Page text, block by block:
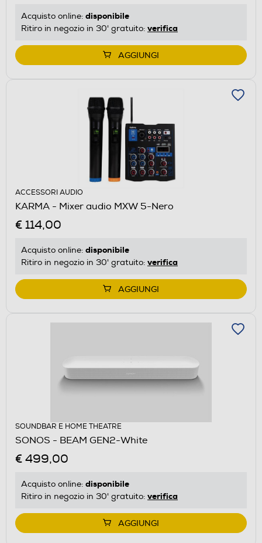
Acquisto online: disponibile
Ritiro in negozio in 30' gratuito: verifica
AGGIUNGI
ACCESSORI AUDIO
KARMA - Mixer audio MXW 5-Nero
€ 114,00
Acquisto online: disponibile
Ritiro in negozio in 30' gratuito: verifica
AGGIUNGI
SOUNDBAR E HOME THEATRE
SONOS - BEAM GEN2-White
€ 499,00
Acquisto online: disponibile
Ritiro in negozio in 30' gratuito: verifica
AGGIUNGI